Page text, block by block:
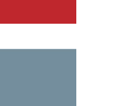
現最純粹的
廚新世代。